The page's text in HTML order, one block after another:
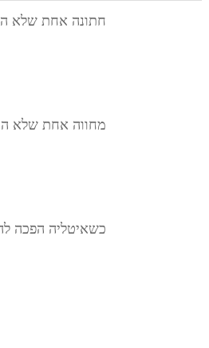
חתונה אחת שלא
מחווה אחת שלא
כשאיטליה הפכה